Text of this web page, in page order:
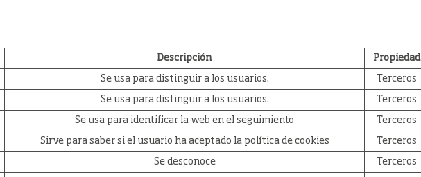
Descripción Propiedad
Se usa para distinguir a los usuarios. Terceros
Se usa para distinguir a los usuarios. Terceros
Se usa para identificar la web en el seguimiento Terceros
Sirve para saber si el usuario ha aceptado la política de cookies Terceros
Se desconoce Terceros